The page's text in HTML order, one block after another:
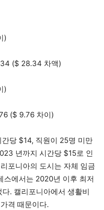
)
($ 28.34 차액)
)
($ 9.76 차이)
당 $14, 직원이 25명 미만
년까지 시간당 $15로 인
포니아의 도시는 자체 임금
스에서는 2020년 이후 최저
. 캘리포니아에서 생활비
격 때문이다.